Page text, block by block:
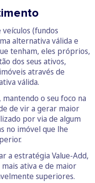
(fundos
alternativa válida e
tenham, eles próprios,
dos seus ativos,
através de
válida.
o seu foco na
de vir a gerar maior
por via de algum
no imóvel que lhe
a estratégia Value-Add,
ativa e de maior
superiores.